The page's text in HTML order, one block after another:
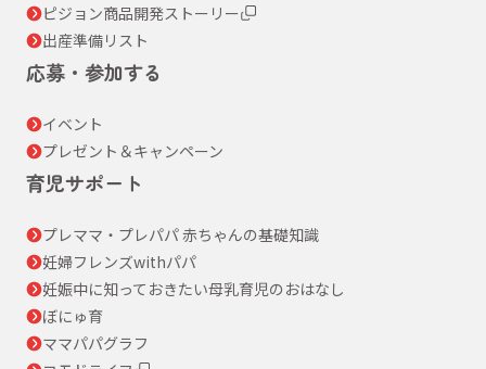
ピジョン商品開発ストーリー
出産準備リスト
応募・参加する
イベント
プレゼント＆キャンペーン
育児サポート
プレママ・プレパパ 赤ちゃんの基礎知識
妊婦フレンズwithパパ
妊娠中に知っておきたい母乳育児のおはなし
ぼにゅ育
ママパパグラフ